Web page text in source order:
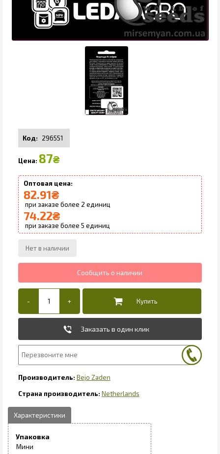
296551
87₴
82.91₴
2
74.22₴
5
Заказать в один клик
Bejo Zaden
Netherlands
Упаковка
Мини